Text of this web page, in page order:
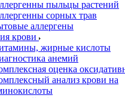
пыльцы растений
сорных трав
аллергены
крови
жирные кислоты
анемий
оценка
анализ крови на